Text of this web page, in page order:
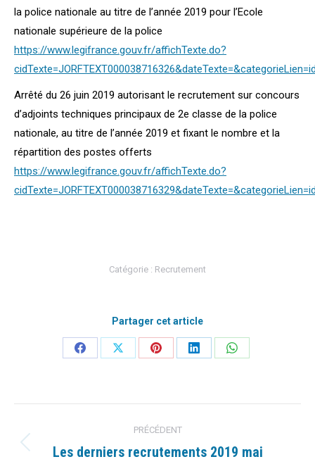
la police nationale au titre de l’année 2019 pour l’Ecole
nationale supérieure de la police
https://www.legifrance.gouv.fr/affichTexte.do?
Arrêté du 26 juin 2019 autorisant le recrutement sur concours
d’adjoints techniques principaux de 2e classe de la police
nationale, au titre de l’année 2019 et fixant le nombre et la
répartition des postes offerts
https://www.legifrance.gouv.fr/affichTexte.do?
Catégorie : Recrutement
Partager cet article
PartagerPartagerPartagerPartagerPartager
article
PRÉCÉDENT
Article
Les derniers recrutements 2019 mai